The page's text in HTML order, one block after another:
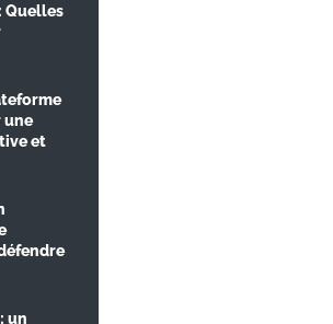
Quelles
une
et
un